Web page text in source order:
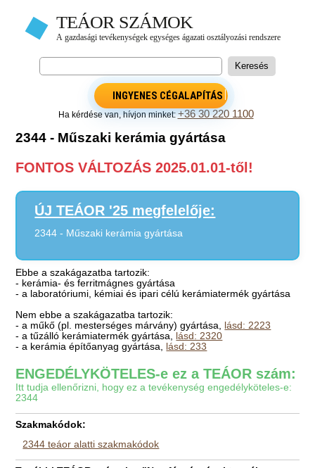
INGYENES CÉGALAPÍTÁS
Ha kérdése van, hívjon minket:+36 30 220 1100
2344 - Műszaki kerámia gyártása
FONTOS VÁLTOZÁS 2025.01.01-től!
ÚJ TEÁOR '25 megfelelője:
2344 - Műszaki kerámia gyártása
Ebbe a szakágazatba tartozik:
- kerámia- és ferritmágnes gyártása
- a laboratóriumi, kémiai és ipari célú kerámiatermék gyártása
Nem ebbe a szakágazatba tartozik:
- a műkő (pl. mesterséges márvány) gyártása, lásd: 2223
- a tűzálló kerámiatermék gyártása, lásd: 2320
- a kerámia építőanyag gyártása, lásd: 233
ENGEDÉLYKÖTELES-e ez a TEÁOR szám:
Itt tudja ellenőrizni, hogy ez a tevékenység engedélyköteles-e:
2344
Szakmakódok:
2344 teáor alatti szakmakódok